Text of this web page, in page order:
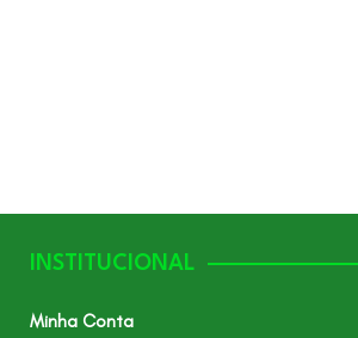
INSTITUCIONAL
Minha Conta